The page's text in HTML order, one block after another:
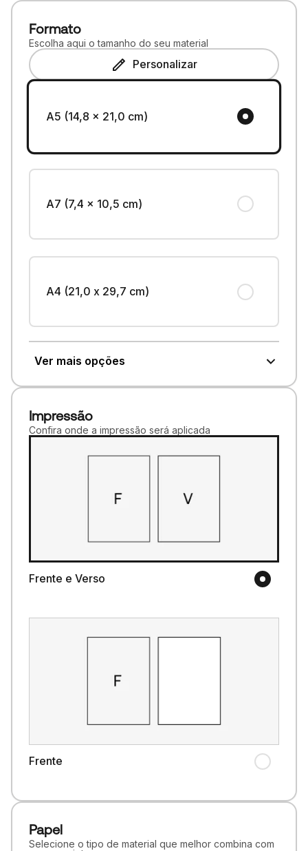
Formato
Escolha aqui o tamanho do seu material
Personalizar
A5 (14,8 x 21,0 cm)
A7 (7,4 x 10,5 cm)
A4 (21,0 x 29,7 cm)
Ver mais opções
Impressão
Confira onde a impressão será aplicada
Frente e Verso
Frente
Papel
Selecione o tipo de material que melhor combina com